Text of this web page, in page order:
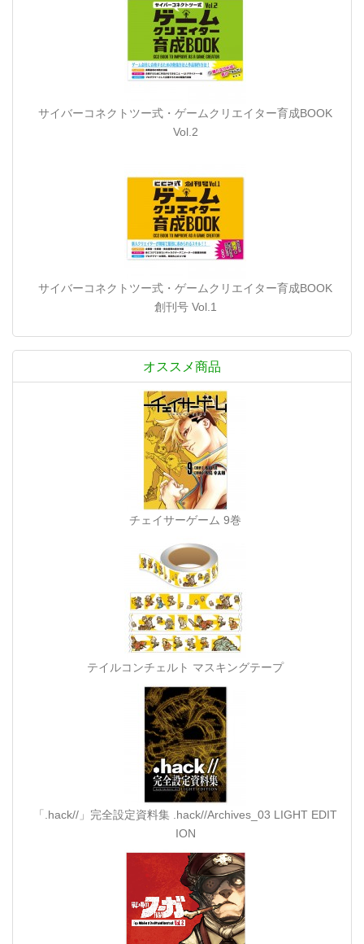
サイバーコネクトツー式・ゲームクリエイター育成BOOK
Vol.2
サイバーコネクトツー式・ゲームクリエイター育成BOOK
創刊号 Vol.1
オススメ商品
チェイサーゲーム 9巻
テイルコンチェルト マスキングテープ
「.hack//」完全設定資料集 .hack//Archives_03 LIGHT EDIT
ION